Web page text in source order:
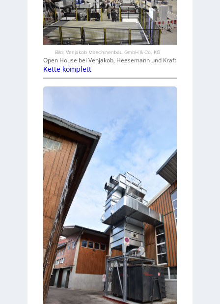
Bild: Venjakob Maschinenbau GmbH & Co. KG
Open House bei Venjakob, Heesemann und Kraft
Kette komplett